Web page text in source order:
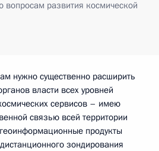
вопросам развития космической
нужно существенно расширить
власти всех уровней
сервисов – имею
связью всей территории
продукты
зондирования